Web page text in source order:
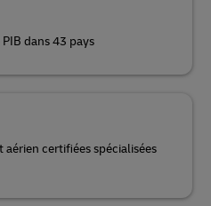
dans 43 pays
certifiées spécialisées